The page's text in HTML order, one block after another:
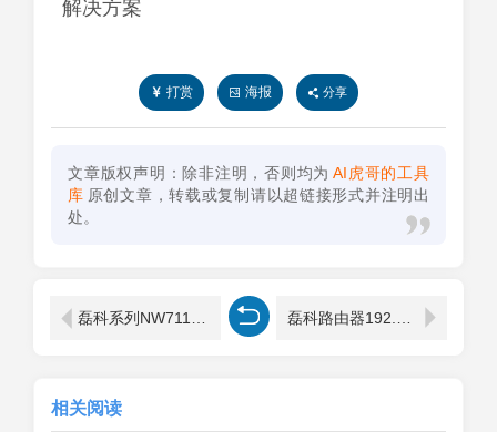
打赏 海报 分享
文章版权声明：除非注明，否则均为 AI虎哥的工具
库 原创文章，转载或复制请以超链接形式并注明出
处。
磊科系列NW711无线路由器设置步骤 磊科路由器192.168.1.1登录页面无法访问解决方法
相关阅读